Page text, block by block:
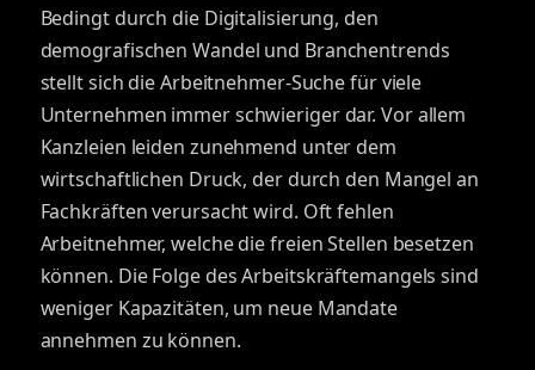
Bedingt durch die Digitalisierung, den
demografischen Wandel und Branchentrends
stellt sich die Arbeitnehmer-Suche für viele
Unternehmen immer schwieriger dar. Vor allem
Kanzleien leiden zunehmend unter dem
wirtschaftlichen Druck, der durch den Mangel an
Fachkräften verursacht wird. Oft fehlen
Arbeitnehmer, welche die freien Stellen besetzen
können. Die Folge des Arbeitskräftemangels sind
weniger Kapazitäten, um neue Mandate
annehmen zu können.